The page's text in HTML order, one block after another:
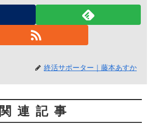
終活サポーター｜藤本あすか
関連記事